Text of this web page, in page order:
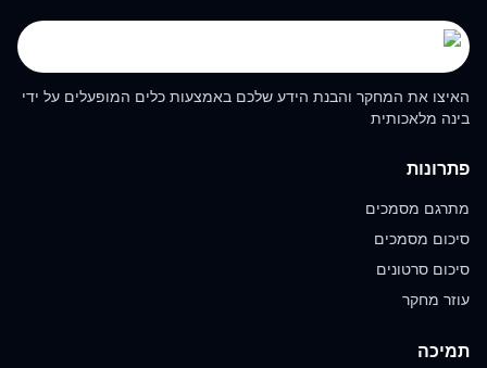
האיצו את המחקר והבנת הידע שלכם באמצעות כלים המופעלים על ידי
בינה מלאכותית
פתרונות
מתרגם מסמכים
סיכום מסמכים
סיכום סרטונים
עוזר מחקר
תמיכה